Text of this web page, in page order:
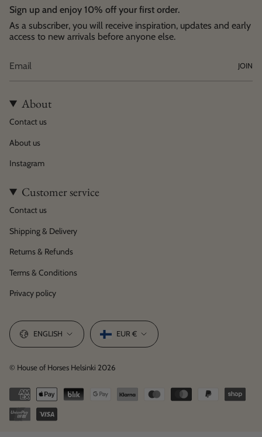
Sign up and enjoy 10% off your first order.
As a subscriber, you will receive inspiration, updates and early
access to new arrivals before anyone else.
JOIN
About
Contact us
About us
Instagram
Customer service
Contact us
Shipping & Delivery
Returns & Refunds
Terms & Conditions
Privacy policy
Language
ENGLISH Currency
EUR €
© House of Horses Helsinki 2026